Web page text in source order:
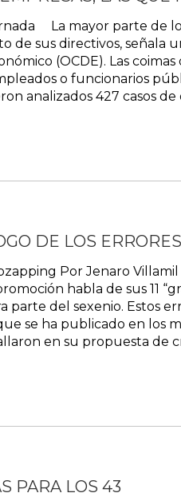
La mayor parte de
de sus directivos, señala
(OCDE). Las
o funcionarios
analizados 427 casos
DE LOS
Por Jenaro
habla de sus 11
parte del sexenio. Estos
se ha publicado en los
en su propuesta de
PARA LOS 43